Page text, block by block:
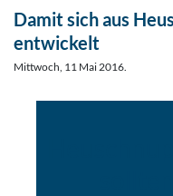
Damit sich aus
entwickelt
Mittwoch, 11 Mai 2016.